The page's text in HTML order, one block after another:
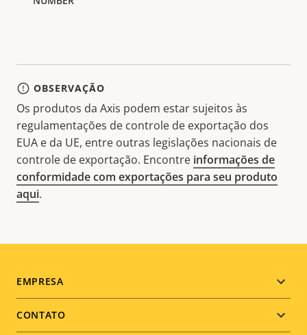
OBSERVAÇÃO
Os produtos da Axis podem estar sujeitos às
regulamentações de controle de exportação dos
EUA e da UE, entre outras legislações nacionais de
controle de exportação. Encontre informações de
conformidade com exportações para seu produto
aqui.
Footer
menu
EMPRESA
CONTATO